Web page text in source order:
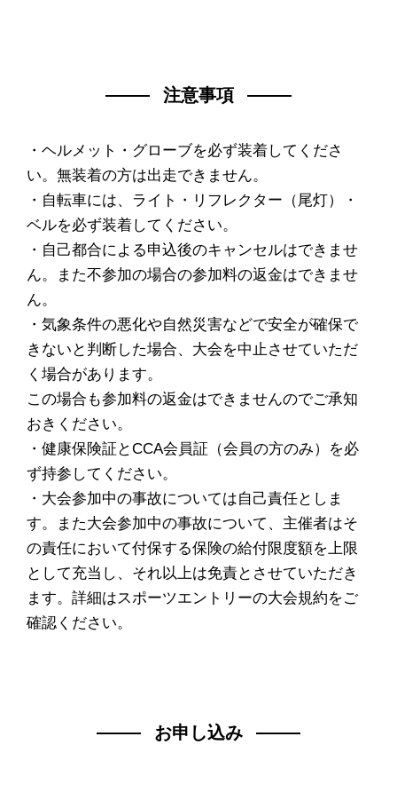
注意事項
・ヘルメット・グローブを必ず装着してくださ
い。無装着の方は出走できません。
・自転車には、ライト・リフレクター（尾灯）・
ベルを必ず装着してください。
・自己都合による申込後のキャンセルはできませ
ん。また不参加の場合の参加料の返金はできませ
ん。
・気象条件の悪化や自然災害などで安全が確保で
きないと判断した場合、大会を中止させていただ
く場合があります。
この場合も参加料の返金はできませんのでご承知
おきください。
・健康保険証とCCA会員証（会員の方のみ）を必
ず持参してください。
・大会参加中の事故については自己責任としま
す。また大会参加中の事故について、主催者はそ
の責任において付保する保険の給付限度額を上限
として充当し、それ以上は免責とさせていただき
ます。詳細はスポーツエントリーの大会規約をご
確認ください。
お申し込み